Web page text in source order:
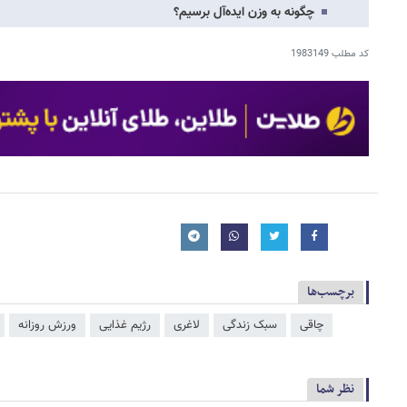
چگونه به وزن ایده‌آل برسیم؟
کد مطلب1983149
برچسب‌ها
چاقی سبک زندگی لاغری رژیم غذایی ورزش روزانه
نظر شما